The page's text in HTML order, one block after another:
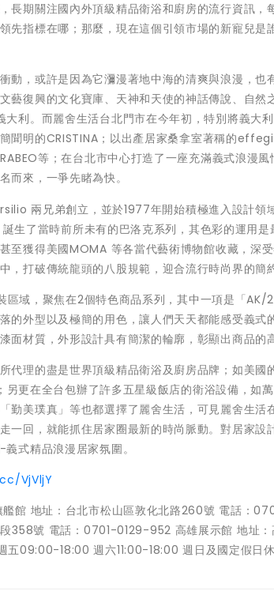
長期關注國內外頂級精品衛浴和廚房的流行資訊
先指標在哪；那麼，現在這個引領市場的新寵兒是
動，或許是因為它瀰漫著地中海的清爽與浪漫，
藝復興的文化寶庫、天神和天使的神話傳說、自
利。而麗舍生活台北門市在今年初，特別將義大
聞明的CRISTINA；以出產居家桑拿室著稱的
等；在台北市中心打造了一座充滿義式浪漫
而來，一爭先睹為快。
兩兄弟創立，並於1977年開始積極進入設計
生了當時前所未有的巴洛克系列，其色彩的運用
至獲得美國MOMA 等各當代藝術博物館收藏，深
，打破傳統龍頭的八股規範，迎合流行時尚界的簡
區域，聚焦在2個特色商品系列，其中一項是「
的外型以及極簡的用色，讓人們天天都能感受義式
面材質，外形設計具有簡潔的輪廓，彰顯出商品的
代理的盡是世界頂級精品衛浴及廚房品牌；如美
更在全台包辦了許多五星級飯店的衛浴設備，如
勤美璞真」等也都選擇了麗舍生活，可見麗舍生
一回，就能抓住居家圈最新的時尚脈動。對居家
式精品浪漫居家氛圍。
VjVljY
艦館 地址：台北市松山區敦化北路260號 電話：
358號 電話：0701-0129-952 高雄展示館 地址
09:00-18:00 週六11:00-18:00 週日及國定假日休